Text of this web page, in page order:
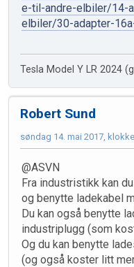
e-til-andre-elbiler/14-
elbiler/30-adapter-
Tesla Model Y LR 2024
Robert Sund
søndag 14. mai 2017,
@ASVN
Fra industristikk kan
og benytte ladekabel
Du kan også benytte
industriplugg (som
Og du kan benytte
(og også koster litt